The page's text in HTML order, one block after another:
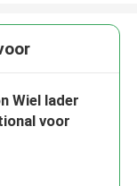
Wiel lader
voor